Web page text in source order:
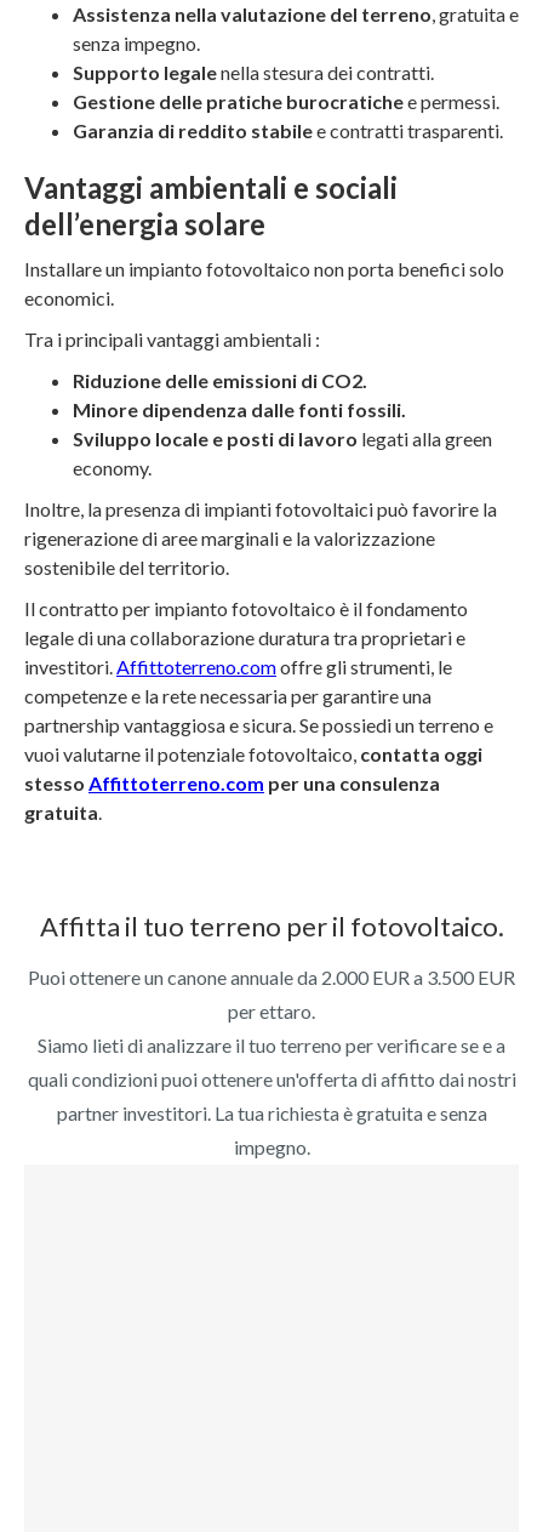
Assistenza nella valutazione del terreno , gratuita e
senza impegno.
Supporto legalenella stesura dei contratti.
Gestione delle pratiche burocratichee permessi.
Garanzia di reddito stabilee contratti trasparenti.
Vantaggi ambientali e sociali
dell’energia solare
Installare un impianto fotovoltaico non porta benefici solo
economici.
Tra i principali vantaggi ambientali :
Riduzione delle emissioni di CO2.
Minore dipendenza dalle fonti fossili.
Sviluppo locale e posti di lavoro legati alla green
economy.
Inoltre, la presenza di impianti fotovoltaici può favorire la
rigenerazione di aree marginali e la valorizzazione
sostenibile del territorio.
Il contratto per impianto fotovoltaico è il fondamento
legale di una collaborazione duratura tra proprietari e
investitori. Affittoterreno.comoffre gli strumenti, le
competenze e la rete necessaria per garantire una
partnership vantaggiosa e sicura. Se possiedi un terreno e
vuoi valutarne il potenziale fotovoltaico, contatta oggi
stesso Affittoterreno.com per una consulenza
gratuita
Affitta il tuo terreno per il fotovoltaico.
Puoi ottenere un canone annuale da 2.000 EUR a 3.500 EUR
per ettaro.
Siamo lieti di analizzare il tuo terreno per verificare se e a
quali condizioni puoi ottenere un'offerta di affitto dai nostri
partner investitori. La tua richiesta è gratuita e senza
impegno.